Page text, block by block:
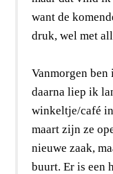
want de
druk, wel met
Vanmorgen ben
daarna liep ik
winkeltje/café
maart zijn ze
nieuwe zaak,
buurt. Er is een